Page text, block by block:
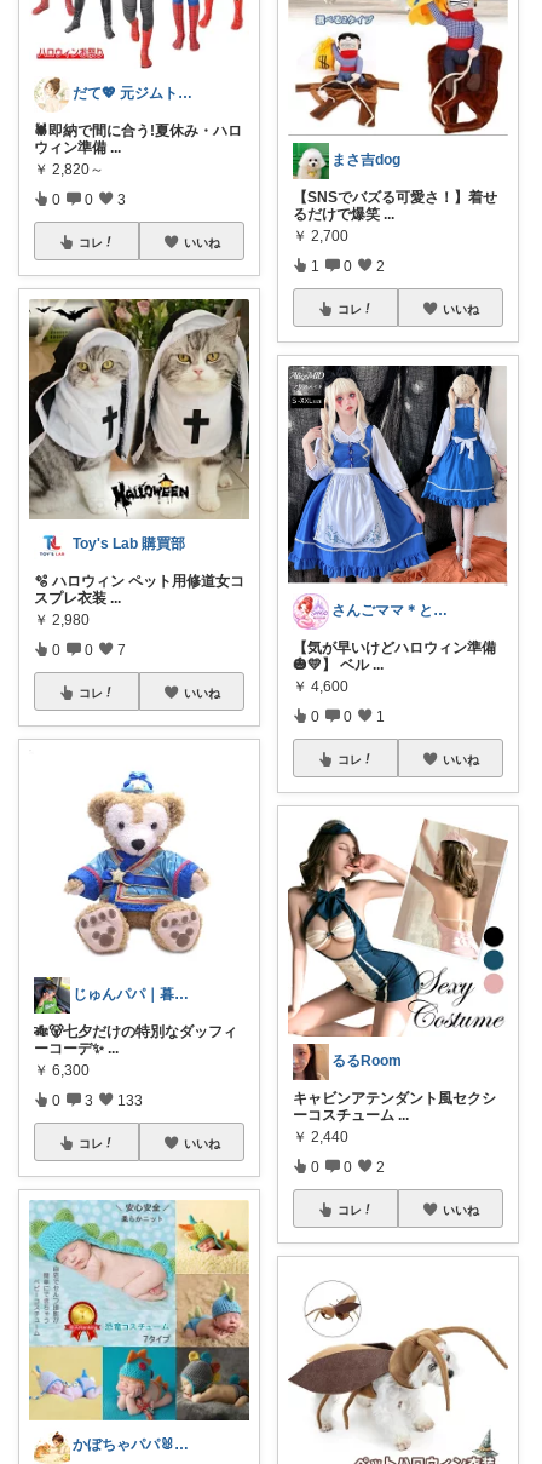
だて💖 元ジムトレーナーママ子育て美容
🕷️即納で間に合う!夏休み・ハロ
ウィン準備 ...
￥ 2,820～
0 0 3
コレ いいね
Toy's Lab 購買部
🫧 ハロウィン ペット用修道女コ
スプレ衣装 ...
￥ 2,980
0 0 7
コレ いいね
じゅんパパ｜暮らしと子育てROOM
🎋🐻七夕だけの特別なダッフィ
ーコーデ✨ ...
￥ 6,300
0 3 133
コレ いいね
かぼちゃパパ🐰経由購入感謝です♪
まさ吉dog
【SNSでバズる可愛さ！】着せ
るだけで爆笑 ...
￥ 2,700
1 0 2
コレ いいね
さんごママ＊ときめくプチプラディズニー♡
【気が早いけどハロウィン準備
🎃💛】 ベル ...
￥ 4,600
0 0 1
コレ いいね
るるRoom
キャビンアテンダント風セクシ
ーコスチューム ...
￥ 2,440
0 0 2
コレ いいね